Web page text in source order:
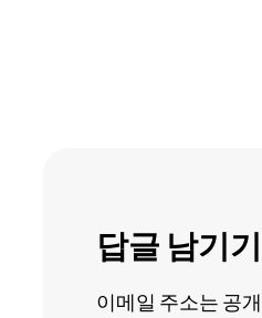
답글 남기기
이메일 주소는 공